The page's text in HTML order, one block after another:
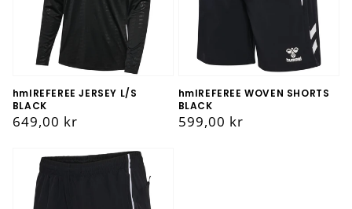
hmlREFEREE JERSEY L/S
BLACK
Vanlig
649,00 kr
hmlREFEREE WOVEN SHORTS
BLACK
Vanlig
599,00 kr